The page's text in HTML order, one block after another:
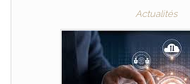
Actualités